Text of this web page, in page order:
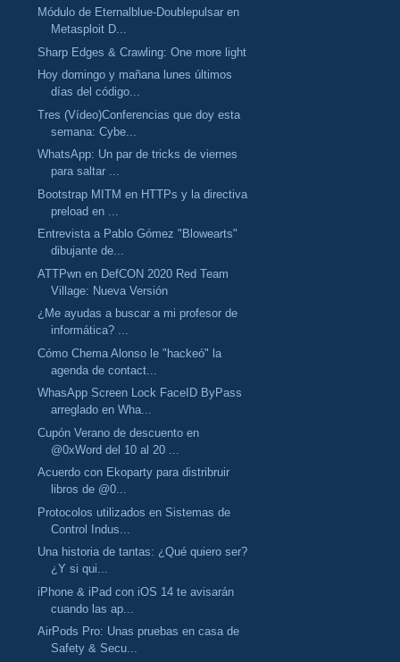
Módulo de Eternalblue-Doublepulsar en
Metasploit D...
Sharp Edges & Crawling: One more light
Hoy domingo y mañana lunes últimos
días del código...
Tres (Vídeo)Conferencias que doy esta
semana: Cybe...
WhatsApp: Un par de tricks de viernes
para saltar ...
Bootstrap MITM en HTTPs y la directiva
preload en ...
Entrevista a Pablo Gómez "Blowearts"
dibujante de...
ATTPwn en DefCON 2020 Red Team
Village: Nueva Versión
¿Me ayudas a buscar a mi profesor de
informática? ...
Cómo Chema Alonso le "hackeó" la
agenda de contact...
WhasApp Screen Lock FaceID ByPass
arreglado en Wha...
Cupón Verano de descuento en
@0xWord del 10 al 20 ...
Acuerdo con Ekoparty para distribruir
libros de @0...
Protocolos utilizados en Sistemas de
Control Indus...
Una historia de tantas: ¿Qué quiero ser?
¿Y si qui...
iPhone & iPad con iOS 14 te avisarán
cuando las ap...
AirPods Pro: Unas pruebas en casa de
Safety & Secu...